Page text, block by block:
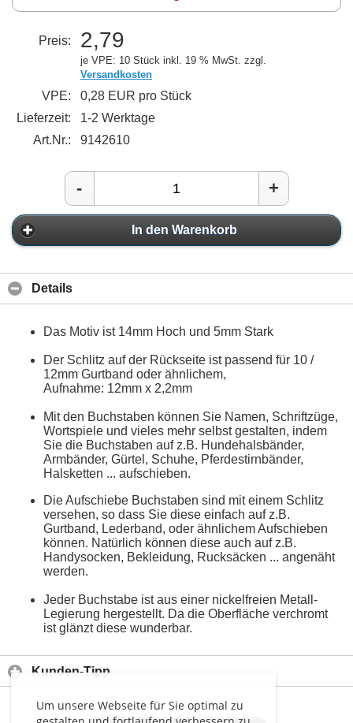
Um unsere Webseite für Sie optimal zu
Preis: 2,79
je VPE: 10 Stück inkl. 19 % MwSt. zzgl.
Versandkosten
VPE:
0,28 EUR pro Stück
Lieferzeit:
1-2 Werktage
Art.Nr.:
9142610
- +
In den Warenkorb
Details
Das Motiv ist 14mm Hoch und 5mm Stark
Der Schlitz auf der Rückseite ist passend für 10 /
12mm Gurtband oder ähnlichem,
Aufnahme: 12mm x 2,2mm
Mit den Buchstaben können Sie Namen, Schriftzüge,
Wortspiele und vieles mehr selbst gestalten, indem
Sie die Buchstaben auf z.B. Hundehalsbänder,
Armbänder, Gürtel, Schuhe, Pferdestirnbänder,
Halsketten ... aufschieben.
Die Aufschiebe Buchstaben sind mit einem Schlitz
versehen, so dass Sie diese einfach auf z.B.
Gurtband, Lederband, oder ähnlichem Aufschieben
können. Natürlich können diese auch auf z.B.
Handysocken, Bekleidung, Rucksäcken ... angenäht
werden.
Jeder Buchstabe ist aus einer nickelfreien Metall-
Legierung hergestellt. Da die Oberfläche verchromt
ist glänzt diese wunderbar.
Kunden-Tipp